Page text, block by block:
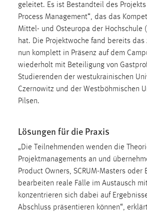
geleitet. Es ist Bestandteil des Projekts
Process Management“, das das
Mittel- und Osteuropa der Hochschule
hat. Die Projektwoche fand bereits
nun komplett in Präsenz auf dem
wiederholt mit Beteiligung von
Studierenden der westukrainischen
Czernowitz und der Westböhmischen
Pilsen.
Lösungen für die Praxis
„Die Teilnehmenden wenden die
Projektmanagements an und
Product Owners, SCRUM-Masters oder
bearbeiten reale Fälle im Austausch
konzentrieren sich dabei auf
Abschluss präsentieren können“,
30 Tage
Chat
Name:
MibewSessionID, MIBEW_UserID,
chat-frame-style-5e9dbeb1811c0446
Cookie Laufzeit:
MibewSessionID, mibew-chat-frame-
5e9dbeb1811c0446 = Sitzungslaufzeit,
Jahre, MIBEW_UserID = 1 Jahr
Login
Name: